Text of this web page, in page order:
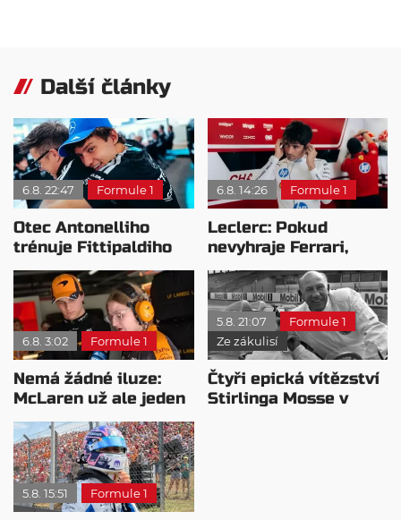
Další články
6.8. 22:47 Formule 1
Otec Antonelliho
trénuje Fittipaldiho
syna: Brazilec
vychvaluje lídra
6.8. 14:26 Formule 1
Leclerc: Pokud
nevyhraje Ferrari,
přeji titul
Antonellimu
6.8. 3:02 Formule 1
Nemá žádné iluze:
McLaren už ale jeden
návrat ze dna dokázal
5.8. 21:07
Formule 1
Ze zákulisí
Čtyři epická vítězství
Stirlinga Mosse v
5.8. 15:51 Formule 1